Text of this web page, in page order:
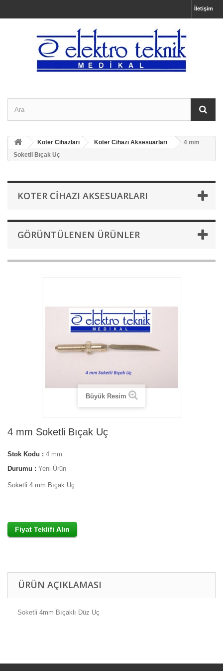
İletişim
Koter Cihazları Koter Cihazı Aksesuarları
4 mm
Soketli Bıçak Uç
KOTER CIHAZI AKSESUARLARI
GÖRÜNTÜLENEN ÜRÜNLER
Büyük Resim
4 mm Soketli Bıçak Uç
Stok Kodu : 4 mm
Durumu : Yeni Ürün
Soketli 4 mm Bıçak Uç
ÜRÜN AÇIKLAMASI
Soketli 4mm Bıçaklı Düz Uç